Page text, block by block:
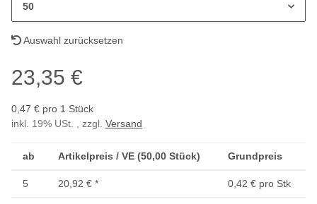
50
Auswahl zurücksetzen
23,35 €
0,47 € pro 1 Stück
inkl. 19% USt. , zzgl. Versand
ab Artikelpreis / VE (50,00 Stück) Grundpreis
5 20,92 € * 0,42 € pro Stk